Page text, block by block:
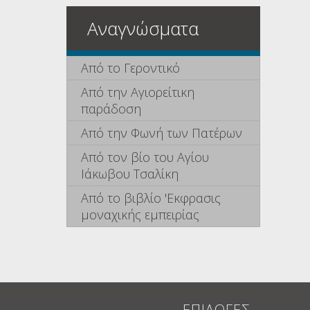
Αναγνώσματα
Από το Γεροντικό
Από την Αγιορείτικη
παράδοση
Από την Φωνή των Πατέρων
Από τον βίο του Αγίου
Ιάκωβου Τσαλίκη
Από το βιβλίο 'Εκφρασις
μοναχικής εμπειρίας